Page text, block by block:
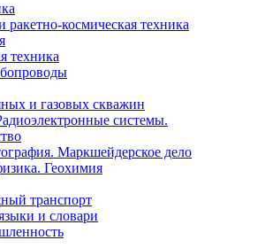
космическая техника
техника
и газовых скважин
системы.
Маркшейдерское дело
Геохимия
транспорт
и словари